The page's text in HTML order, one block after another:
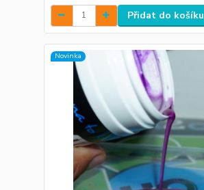
Přidat do košíku
Novinka